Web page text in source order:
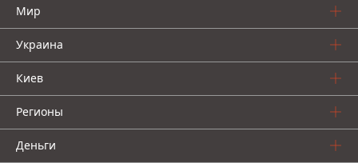
Мир
Украина
Киев
Регионы
Деньги